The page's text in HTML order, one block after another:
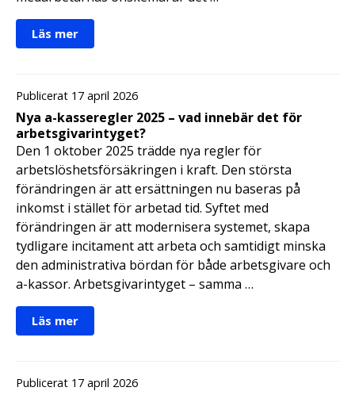
Läs mer
Publicerat 17 april 2026
Nya a-kasseregler 2025 – vad innebär det för
arbetsgivarintyget?
Den 1 oktober 2025 trädde nya regler för
arbetslöshetsförsäkringen i kraft. Den största
förändringen är att ersättningen nu baseras på
inkomst i stället för arbetad tid. Syftet med
förändringen är att modernisera systemet, skapa
tydligare incitament att arbeta och samtidigt minska
den administrativa bördan för både arbetsgivare och
a-kassor. Arbetsgivarintyget – samma …
Läs mer
Publicerat 17 april 2026